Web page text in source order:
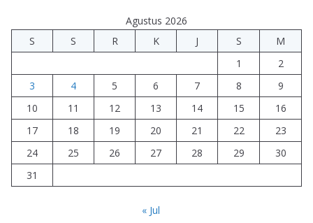
Agustus 2026
S
S R K J S
M
1
2
3
4 5 6 7 8
9
10
11 12 13 14 15
16
17
18 19 20 21 22
23
24
25 26 27 28 29
30
31
« Jul